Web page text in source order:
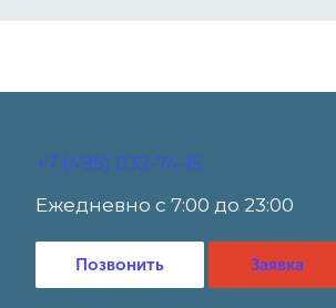
+7 (495) 032-74-15
Ежедневно с 7:00 до 23:00
Позвонить Заявка